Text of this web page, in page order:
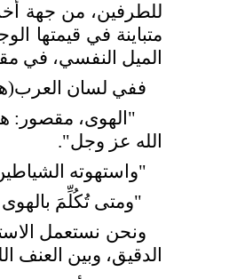
للطرفين، من جهة
متباينة في قيمتها
الميل النفسي، في
ففي لسان
"الهوى، مقصور:
الله عز وجل".
"واستهوته
"ومتى تُكُلِّمَ
ونحن نستعمل
الدقيق، وبين العنف